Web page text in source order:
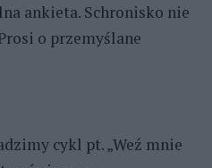
ankieta. Schronisko nie
o przemyślane
cykl pt. „Weź mnie